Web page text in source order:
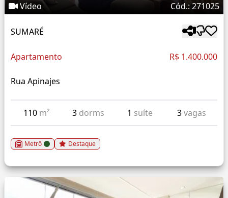
Vídeo Cód.: 271025
SUMARÉ
Apartamento R$ 1.400.000
Rua Apinajes
110 m² 3 dorms 1 suíte 3vagas
Metrô Destaque